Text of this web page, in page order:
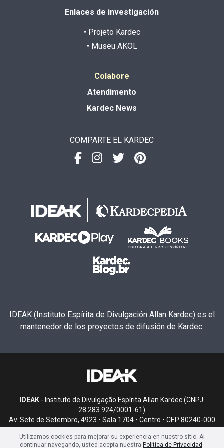
Enlaces de investigación
• Projeto Kardec
• Museu AKOL
Colabore
Atendimento
Kardec News
COMPARTE EL KARDEC
IDEAK (Instituto Espírita de Divulgación Allan Kardec) es el
mantenedor de los proyectos de difusión de Kardec.
IDEAK- Instituto de Divulgação Espírita Allan Kardec (CNPJ:
28.283.924/0001-61)
Av. Sete de Setembro, 4923 • Sala 1704 • Centro • CEP 80240-000
Utilizamos cookies para mejorar su experiencia en nuestro sitio. Al
continuar navegando, usted acepta nuestra Política de Privacidad .